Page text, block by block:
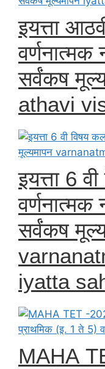
इयत्ता
वर्णनात्मक
सर्वंकष
athavi
इयत्ता 6
वर्णनात्मक
सर्वंकष
iyatta
МАНА